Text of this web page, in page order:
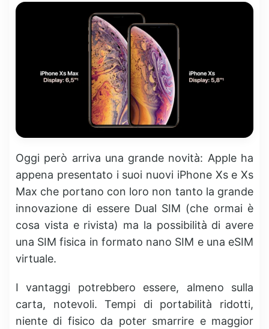
Oggi però arriva una grande novità: Apple ha
appena presentato i suoi nuovi iPhone Xs e Xs
Max che portano con loro non tanto la grande
innovazione di essere Dual SIM (che ormai è
cosa vista e rivista) ma la possibilità di avere
una SIM fisica in formato nano SIM e una eSIM
virtuale.
I vantaggi potrebbero essere, almeno sulla
carta, notevoli. Tempi di portabilità ridotti,
niente di fisico da poter smarrire e maggior